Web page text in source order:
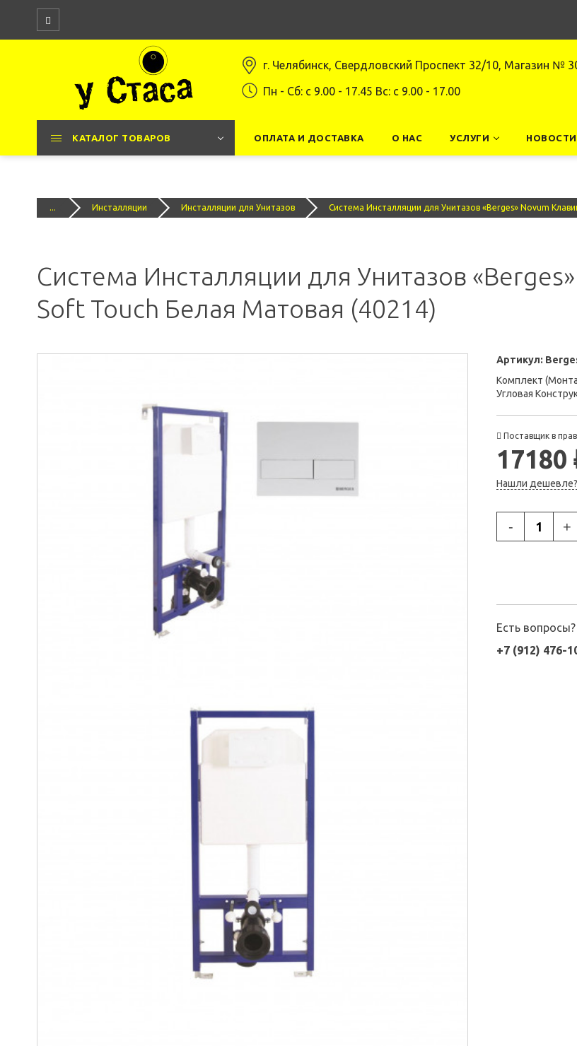
г. Челябинск, Свердловский Проспект 32/10, Магазин №
Пн - Сб: c 9.00 - 17.45 Вс: c 9.00 - 17.00
КАТАЛОГ ТОВАРОВ ОПЛАТА И ДОСТАВКА О НАС УСЛУГИ
... Инсталляции Инсталляции для Унитазов Система Инсталляции для Унитазов «Berges» Novum
Система Инсталляции для Унитазов
Soft Touch Белая Матовая (40214)
Артикул:
Комплект
Угловая
Поставщик в
17180
Нашли дешевле?
- +
Есть
+7 (912) 476-